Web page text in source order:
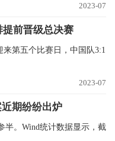
2023-07
前晋级总决赛
第五个比赛日，中国队3:1
2023-07
期纷纷出炉
半。Wind统计数据显示，截